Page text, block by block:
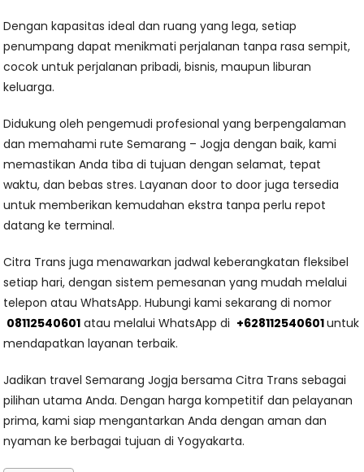
Dengan kapasitas ideal dan ruang yang lega, setiap
penumpang dapat menikmati perjalanan tanpa rasa sempit,
cocok untuk perjalanan pribadi, bisnis, maupun liburan
keluarga.
Didukung oleh pengemudi profesional yang berpengalaman
dan memahami rute Semarang – Jogja dengan baik, kami
memastikan Anda tiba di tujuan dengan selamat, tepat
waktu, dan bebas stres. Layanan door to door juga tersedia
untuk memberikan kemudahan ekstra tanpa perlu repot
datang ke terminal.
Citra Trans juga menawarkan jadwal keberangkatan fleksibel
setiap hari, dengan sistem pemesanan yang mudah melalui
telepon atau WhatsApp. Hubungi kami sekarang di nomor
08112540601 atau melalui WhatsApp di +628112540601untuk
mendapatkan layanan terbaik.
Jadikan travel Semarang Jogja bersama Citra Trans sebagai
pilihan utama Anda. Dengan harga kompetitif dan pelayanan
prima, kami siap mengantarkan Anda dengan aman dan
nyaman ke berbagai tujuan di Yogyakarta.